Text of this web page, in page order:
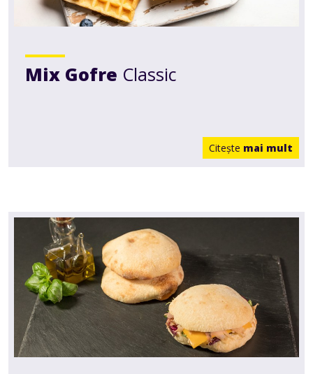
Mix Gofre Classic
Citeşte mai mult